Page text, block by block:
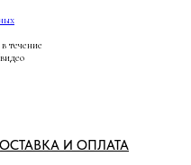
течение
И ОПЛАТА